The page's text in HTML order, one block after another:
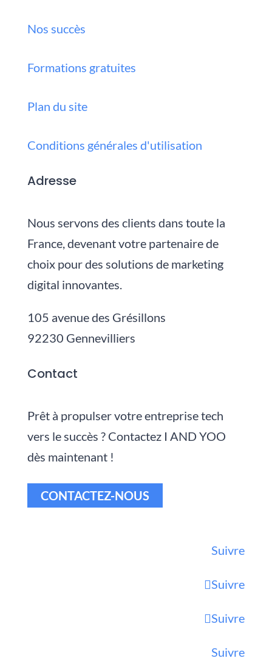
Nos succès
Formations gratuites
Plan du site
Conditions générales d'utilisation
Adresse
Nous servons des clients dans toute la
France, devenant votre partenaire de
choix pour des solutions de marketing
digital innovantes.
105 avenue des Grésillons
92230 Gennevilliers
Contact
Prêt à propulser votre entreprise tech
vers le succès ? Contactez I AND YOO
dès maintenant !
CONTACTEZ-NOUS
Suivre
Suivre
Suivre
Suivre